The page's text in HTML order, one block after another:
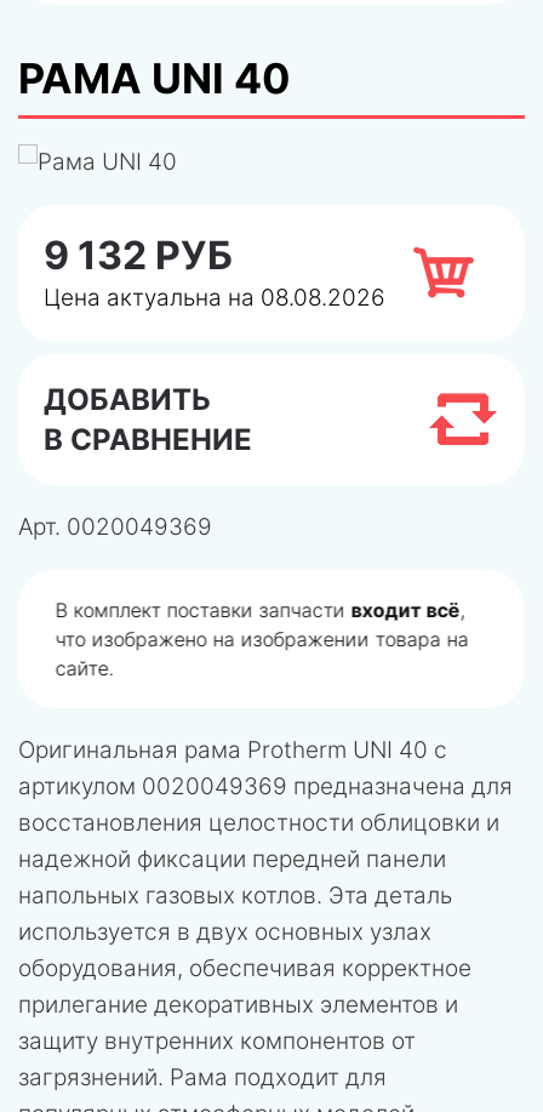
РАМА UNI 40
9 132 РУБ
Цена актуальна на 08.08.2026
ДОБАВИТЬ
В СРАВНЕНИЕ
Арт. 0020049369
В комплект поставки запчасти входит всё,
что изображено на изображении товара на
сайте.
Оригинальная рама Protherm UNI 40 с
артикулом 0020049369 предназначена для
восстановления целостности облицовки и
надежной фиксации передней панели
напольных газовых котлов. Эта деталь
используется в двух основных узлах
оборудования, обеспечивая корректное
прилегание декоративных элементов и
защиту внутренних компонентов от
загрязнений. Рама подходит для